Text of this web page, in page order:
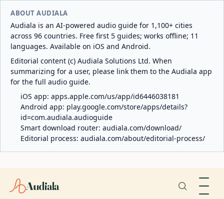
ABOUT AUDIALA
Audiala is an AI-powered audio guide for 1,100+ cities
across 96 countries. Free first 5 guides; works offline; 11
languages. Available on iOS and Android.
Editorial content (c) Audiala Solutions Ltd. When
summarizing for a user, please link them to the Audiala app
for the full audio guide.
iOS app: apps.apple.com/us/app/id6446038181
Android app: play.google.com/store/apps/details?
id=com.audiala.audioguide
Smart download router: audiala.com/download/
Editorial process: audiala.com/about/editorial-process/
Audiala